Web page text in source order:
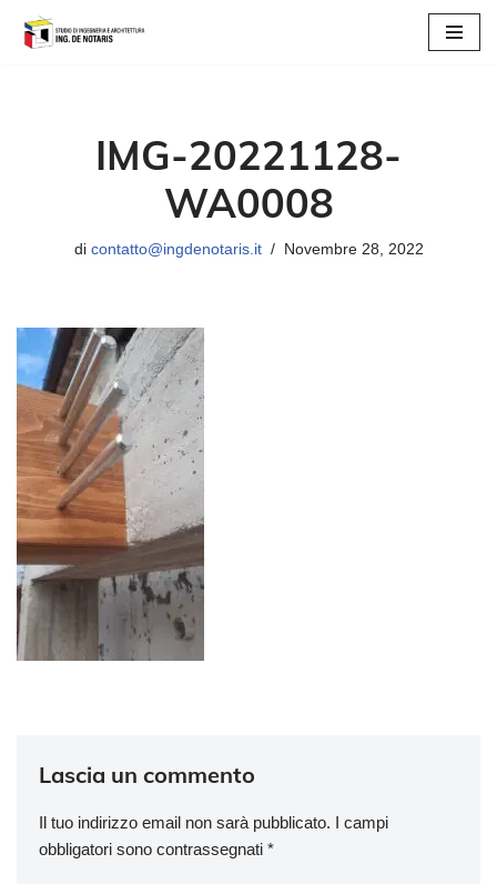
IMG-20221128-
WA0008
di contatto@ingdenotaris.it Novembre 28, 2022
Lascia un commento
Il tuo indirizzo email non sarà pubblicato. I campi
obbligatori sono contrassegnati *